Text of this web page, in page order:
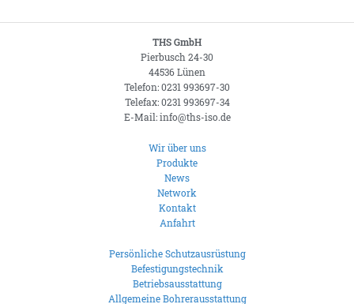
THS GmbH
Pierbusch 24-30
44536 Lünen
Telefon: 0231 993697-30
Telefax: 0231 993697-34
E-Mail: info@ths-iso.de
Wir über uns
Produkte
News
Network
Kontakt
Anfahrt
Persönliche Schutzausrüstung
Befestigungstechnik
Betriebsausstattung
Allgemeine Bohrerausstattung